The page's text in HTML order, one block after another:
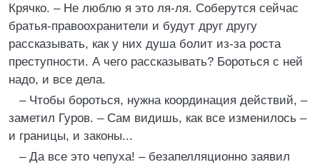
Крячко. – Не люблю я это ля-ля. Соберутся сейчас
братья-правоохранители и будут друг другу
рассказывать, как у них душа болит из-за роста
преступности. А чего рассказывать? Бороться с ней
надо, и все дела.
– Чтобы бороться, нужна координация действий, –
заметил Гуров. – Сам видишь, как все изменилось –
и границы, и законы...
– Да все это чепуха! – безапелляционно заявил